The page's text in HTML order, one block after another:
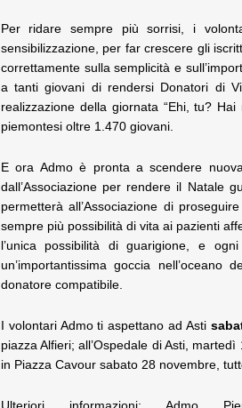
Per ridare sempre più sorrisi, i
sensibilizzazione, per far crescere gli
correttamente sulla semplicità e
a tanti giovani di rendersi Donatori di
realizzazione della giornata “Ehi, tu?
piemontesi oltre 1.470 giovani.
E ora Admo è pronta a scendere
dall’Associazione per rendere il Natale
permetterà all’Associazione di
sempre più possibilità di vita ai pazienti
l’unica possibilità di guarigione, e
un’importantissima goccia
donatore compatibile.
I volontari Admo ti aspettano ad Asti
piazza Alfieri; all’Ospedale di Asti,
in Piazza Cavour sabato 28 novembre,